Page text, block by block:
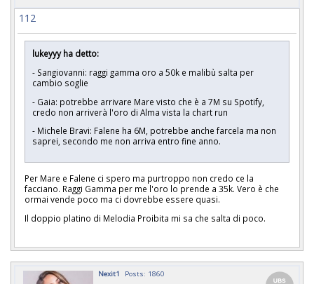
112
lukeyyy ha detto:
- Sangiovanni: raggi gamma oro a 50k e malibù salta per
cambio soglie
- Gaia: potrebbe arrivare Mare visto che è a 7M su Spotify,
credo non arriverà l'oro di Alma vista la chart run
- Michele Bravi: Falene ha 6M, potrebbe anche farcela ma non
saprei, secondo me non arriva entro fine anno.
Per Mare e Falene ci spero ma purtroppo non credo ce la
facciano. Raggi Gamma per me l'oro lo prende a 35k. Vero è che
ormai vende poco ma ci dovrebbe essere quasi.
Il doppio platino di Melodia Proibita mi sa che salta di poco.
Nexit1 Posts: 1860